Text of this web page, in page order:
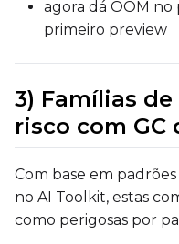
agora dá OOM no
primeiro preview
3) Famílias
risco com GC
Com base em
no AI Toolkit, estas
como perigosas por